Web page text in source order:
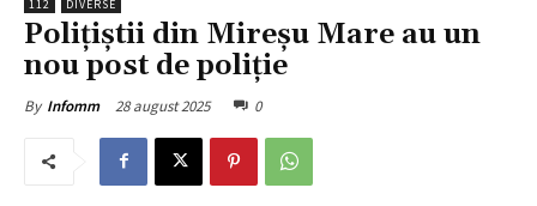
112 DIVERSE
Polițiștii din Mireșu Mare au un
nou post de poliție
By Infomm 28 august 2025 0